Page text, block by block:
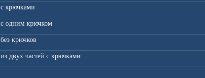
с крючками
с одним крючком
без крючков
из двух частей с крючками